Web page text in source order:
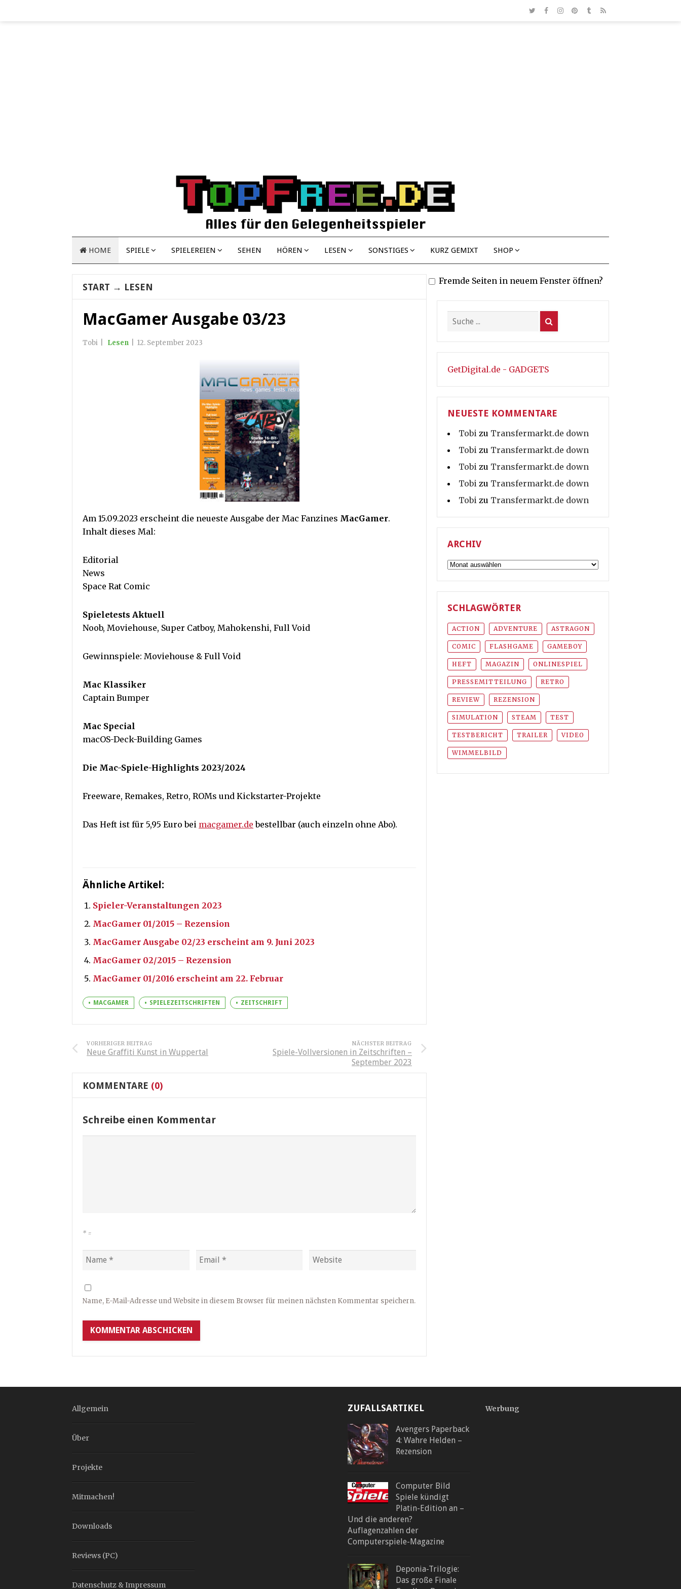
HOME SPIELE SPIELEREIEN SEHEN HÖREN LESEN SONSTIGES KURZ GEMIXT SHOP
START → LESEN
MacGamer Ausgabe 03/23
Tobi Lesen 12. September 2023
Am 15.09.2023 erscheint die neueste Ausgabe der Mac Fanzines MacGamer.
Inhalt dieses Mal:
Editorial
News
Space Rat Comic
Spieletests Aktuell
Noob, Moviehouse, Super Catboy, Mahokenshi, Full Void
Gewinnspiele: Moviehouse & Full Void
Mac Klassiker
Captain Bumper
Mac Special
macOS-Deck-Building Games
Die Mac-Spiele-Highlights 2023/2024
Freeware, Remakes, Retro, ROMs und Kickstarter-Projekte
Das Heft ist für 5,95 Euro bei macgamer.de bestellbar (auch einzeln ohne Abo).
Ähnliche Artikel:
Spieler-Veranstaltungen 2023
MacGamer 01/2015 – Rezension
MacGamer Ausgabe 02/23 erscheint am 9. Juni 2023
MacGamer 02/2015 – Rezension
MacGamer 01/2016 erscheint am 22. Februar
MACGAMER SPIELEZEITSCHRIFTEN ZEITSCHRIFT
VORHERIGER BEITRAG
Neue Graffiti Kunst in Wuppertal
NÄCHSTER BEITRAG
Spiele-Vollversionen in Zeitschriften –
September 2023
KOMMENTARE (0)
Schreibe einen Kommentar
* =
Name, E-Mail-Adresse und Website in diesem Browser für meinen nächsten Kommentar speichern.
Fremde Seiten in neuem Fenster öffnen?
GetDigital.de - GADGETS
NEUESTE KOMMENTARE
Tobi zu Transfermarkt.de down
Tobi zu Transfermarkt.de down
Tobi zu Transfermarkt.de down
Tobi zu Transfermarkt.de down
Tobi zu Transfermarkt.de down
ARCHIV
Archiv
SCHLAGWÖRTER
ACTION ADVENTURE ASTRAGON
COMIC FLASHGAME GAMEBOY
HEFT MAGAZIN ONLINESPIEL
PRESSEMITTEILUNG RETRO
REVIEW REZENSION
SIMULATION STEAM TEST
TESTBERICHT TRAILER VIDEO
WIMMELBILD
Allgemein
Über
Projekte
Mitmachen!
Downloads
Reviews (PC)
Datenschutz & Impressum
ZUFALLSARTIKEL
Avengers Paperback
4: Wahre Helden –
Rezension
Computer Bild
Spiele kündigt
Platin-Edition an –
Und die anderen?
Auflagenzahlen der
Computerspiele-Magazine
Deponia-Trilogie:
Das große Finale
Werbung